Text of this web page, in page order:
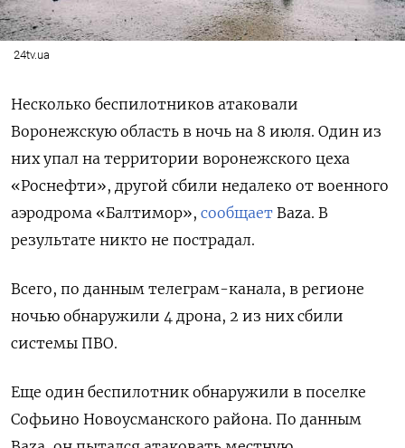
24tv.ua
Несколько беспилотников атаковали
Воронежскую область в ночь на 8 июля. Один из
них упал на территории воронежского цеха
«Роснефти», другой сбили недалеко от военного
аэродрома «Балтимор», сообщает Baza. В
результате никто не пострадал.
Всего, по данным телеграм-канала, в регионе
ночью обнаружили 4 дрона, 2 из них сбили
системы ПВО.
Еще один беспилотник обнаружили в поселке
Софьино Новоусманского района. По данным